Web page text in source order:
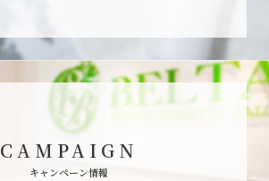
CAMPAIGN
キャンペーン情報